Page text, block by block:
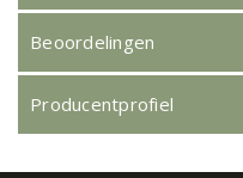
Beoordelingen
Producentprofiel